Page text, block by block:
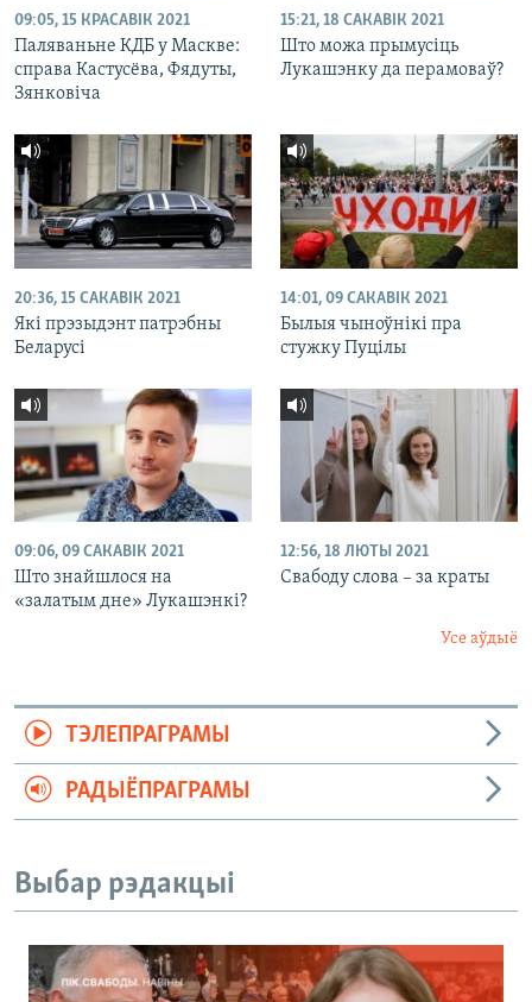
09:05, 15 КРАСАВІК 2021
Паляваньне КДБ у Маскве:
справа Кастусёва, Фядуты,
Зянковіча
15:21, 18 САКАВІК 2021
Што можа прымусіць
Лукашэнку да перамоваў?
20:36, 15 САКАВІК 2021
Які прэзыдэнт патрэбны
Беларусі
14:01, 09 САКАВІК 2021
Былыя чыноўнікі пра
стужку Пуцілы
09:06, 09 САКАВІК 2021
Што знайшлося на
«залатым дне» Лукашэнкі?
12:56, 18 ЛЮТЫ 2021
Свабоду слова – за краты
Усе аўдыё
ТЭЛЕПРАГРАМЫ
РАДЫЁПРАГРАМЫ
Выбар рэдакцыі